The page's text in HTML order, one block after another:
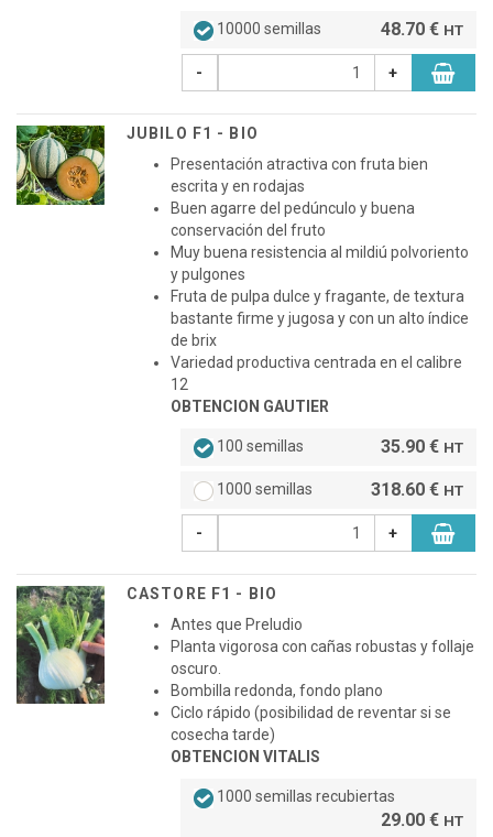
10000 semillas 48.70 € HT
- +
JUBILO F1 - BIO
Presentación atractiva con fruta bien
escrita y en rodajas
Buen agarre del pedúnculo y buena
conservación del fruto
Muy buena resistencia al mildiú polvoriento
y pulgones
Fruta de pulpa dulce y fragante, de textura
bastante firme y jugosa y con un alto índice
de brix
Variedad productiva centrada en el calibre
12
OBTENCION GAUTIER
100 semillas 35.90 € HT
1000 semillas 318.60 € HT
- +
CASTORE F1 - BIO
Antes que Preludio
Planta vigorosa con cañas robustas y follaje
oscuro.
Bombilla redonda, fondo plano
Ciclo rápido (posibilidad de reventar si se
cosecha tarde)
OBTENCION VITALIS
1000 semillas recubiertas
29.00 € HT